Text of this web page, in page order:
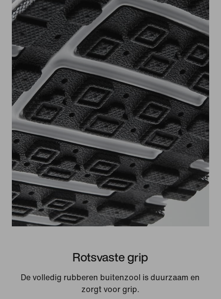
Rotsvaste grip
De volledig rubberen buitenzool is duurzaam en
zorgt voor grip.